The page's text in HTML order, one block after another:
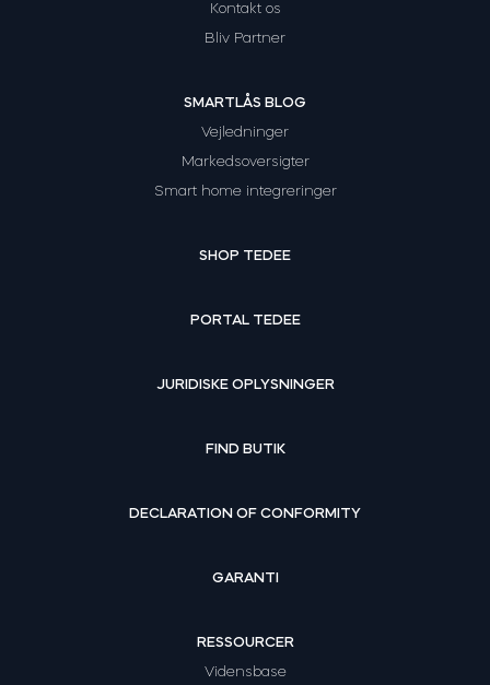
Kontakt os
Bliv Partner
SMARTLÅS BLOG
Vejledninger
Markedsoversigter
Smart home integreringer
SHOP TEDEE
PORTAL TEDEE
JURIDISKE OPLYSNINGER
FIND BUTIK
DECLARATION OF CONFORMITY
GARANTI
RESSOURCER
Vidensbase